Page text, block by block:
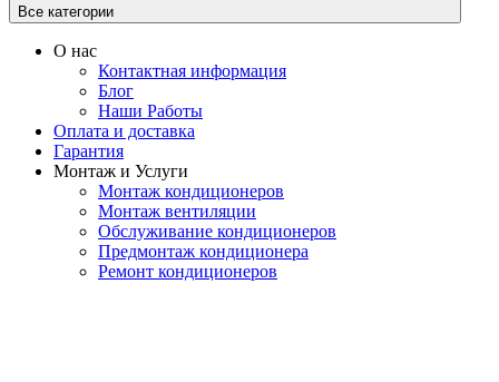
Все категории
О нас
Контактная информация
Блог
Наши Работы
Оплата и доставка
Гарантия
Монтаж и Услуги
Монтаж кондиционеров
Монтаж вентиляции
Обслуживание кондиционеров
Предмонтаж кондиционера
Ремонт кондиционеров